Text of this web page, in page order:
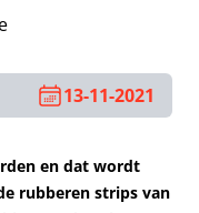
13-11-2021
en dat wordt
rubberen strips van